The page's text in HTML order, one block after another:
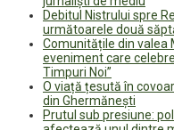
Debitul Nistrului spre
următoarele două
Comunitățile din valea
eveniment care
Timpuri Noi”
O viață țesută în
din Ghermănești
Prutul sub presiune: